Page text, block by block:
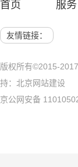
网站建
首页 服务
友情链接：
版权所有©2015-
持： 北京网站建设
京公网安备